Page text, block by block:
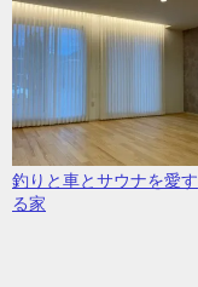
釣りと車とサウナを愛す
る家